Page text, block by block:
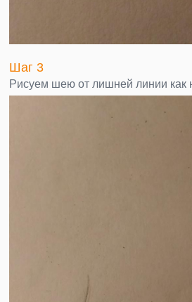
Шаг 3
Рисуем шею от лишней линии как